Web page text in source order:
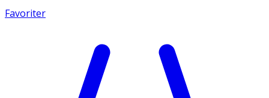
Favoriter